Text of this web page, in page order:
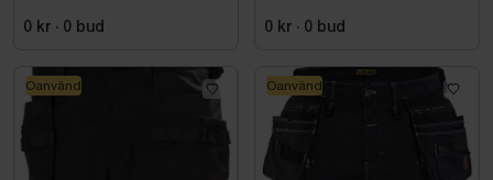
0 kr · 0 bud
0 kr · 0 bud
Oanvänd Oanvänd